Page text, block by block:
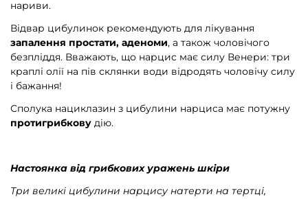
нариви.
Відвар цибулинок рекомендують для лікування
запалення простати, аденоми, а також чоловічого
безпліддя. Вважають, що нарцис має силу Венери: три
краплі олії на пів склянки води відродять чоловічу силу
і бажання!
Сполука нациклазин з цибулини нарциса має потужну
протигрибкову дію.
Настоянка від грибкових уражень шкіри
Три великі цибулини нарцису натерти на тертці,